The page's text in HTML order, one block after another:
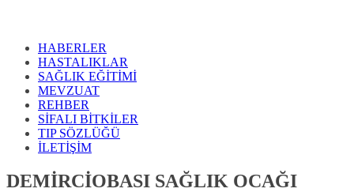
HABERLER
HASTALIKLAR
SAĞLIK EĞİTİMİ
MEVZUAT
REHBER
SİFALI BİTKİLER
TIP SÖZLÜĞÜ
İLETİŞİM
DEMİRCİOBASI SAĞLIK OCAĞI